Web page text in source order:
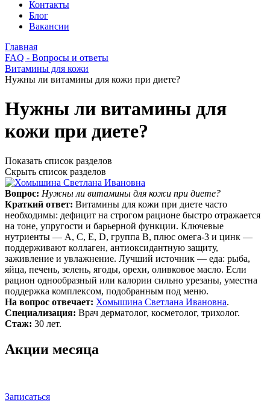
Контакты
Блог
Вакансии
Главная
FAQ - Вопросы и ответы
Витамины для кожи
Нужны ли витамины для кожи при диете?
Нужны ли витамины для
кожи при диете?
Показать список разделов
Скрыть список разделов
Вопрос: Нужны ли витамины для кожи при диете?
Краткий ответ: Витамины для кожи при диете часто
необходимы: дефицит на строгом рационе быстро отражается
на тоне, упругости и барьерной функции. Ключевые
нутриенты — A, C, E, D, группа B, плюс омега‑3 и цинк —
поддерживают коллаген, антиоксидантную защиту,
заживление и увлажнение. Лучший источник — еда: рыба,
яйца, печень, зелень, ягоды, орехи, оливковое масло. Если
рацион однообразный или калории сильно урезаны, уместна
поддержка комплексом, подобранным под меню.
На вопрос отвечает: Хомышина Светлана Ивановна.
Специализация: Врач дерматолог, косметолог, трихолог.
Стаж: 30 лет.
Акции месяца
Записаться